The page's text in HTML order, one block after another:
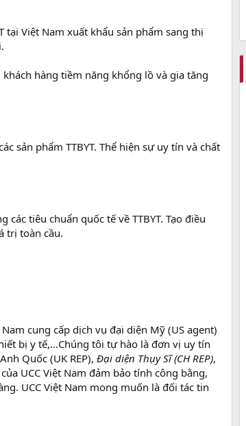
tại Việt Nam xuất khẩu sản phẩm sang thị
hàng tiềm năng khổng lồ và gia tăng
sản phẩm TTBYT. Thể hiện sự uy tín và chất
tiêu chuẩn quốc tế về TTBYT. Tạo điều
trị toàn cầu.
cung cấp dịch vụ đại diện Mỹ (US agent)
bị y tế,…Chúng tôi tự hào là đơn vị uy tín
Quốc (UK REP), Đại diện Thụy Sĩ (CH REP),
UCC Việt Nam đảm bảo tính công bằng,
UCC Việt Nam mong muốn là đối tác tin